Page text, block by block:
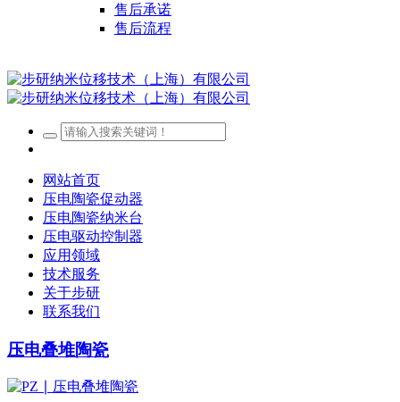
售后承诺
售后流程
网站首页
压电陶瓷促动器
压电陶瓷纳米台
压电驱动控制器
应用领域
技术服务
关于步研
联系我们
压电叠堆陶瓷